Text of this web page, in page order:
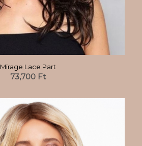
Mirage Lace Part
73,700 Ft